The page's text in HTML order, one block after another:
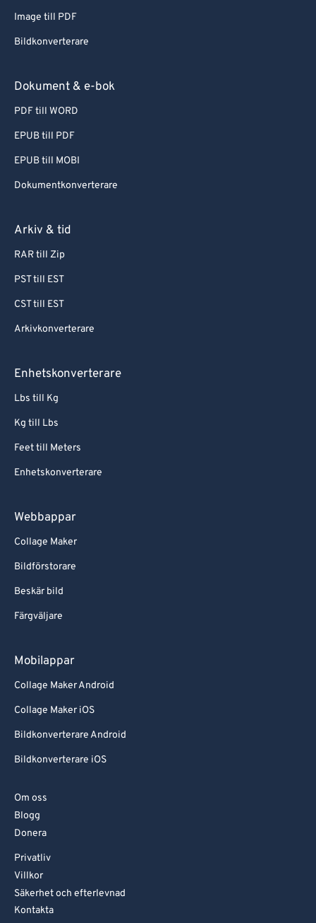
Image till PDF
Bildkonverterare
Dokument & e-bok
PDF till WORD
EPUB till PDF
EPUB till MOBI
Dokumentkonverterare
Arkiv & tid
RAR till Zip
PST till EST
CST till EST
Arkivkonverterare
Enhetskonverterare
Lbs till Kg
Kg till Lbs
Feet till Meters
Enhetskonverterare
Webbappar
Collage Maker
Bildförstorare
Beskär bild
Färgväljare
Mobilappar
Collage Maker Android
Collage Maker iOS
Bildkonverterare Android
Bildkonverterare iOS
Om oss
Blogg
Donera
Privatliv
Villkor
Säkerhet och efterlevnad
Kontakta